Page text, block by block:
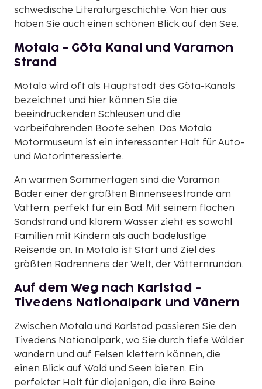
schwedische Literaturgeschichte. Von hier aus
haben Sie auch einen schönen Blick auf den See.
Motala - Göta Kanal und Varamon
Strand
Motala wird oft als Hauptstadt des Göta-Kanals
bezeichnet und hier können Sie die
beeindruckenden Schleusen und die
vorbeifahrenden Boote sehen. Das Motala
Motormuseum ist ein interessanter Halt für Auto-
und Motorinteressierte.
An warmen Sommertagen sind die Varamon
Bäder einer der größten Binnenseestrände am
Vättern, perfekt für ein Bad. Mit seinem flachen
Sandstrand und klarem Wasser zieht es sowohl
Familien mit Kindern als auch badelustige
Reisende an. In Motala ist Start und Ziel des
größten Radrennens der Welt, der Vätternrundan.
Auf dem Weg nach Karlstad -
Tivedens Nationalpark und Vänern
Zwischen Motala und Karlstad passieren Sie den
Tivedens Nationalpark, wo Sie durch tiefe Wälder
wandern und auf Felsen klettern können, die
einen Blick auf Wald und Seen bieten. Ein
perfekter Halt für diejenigen, die ihre Beine